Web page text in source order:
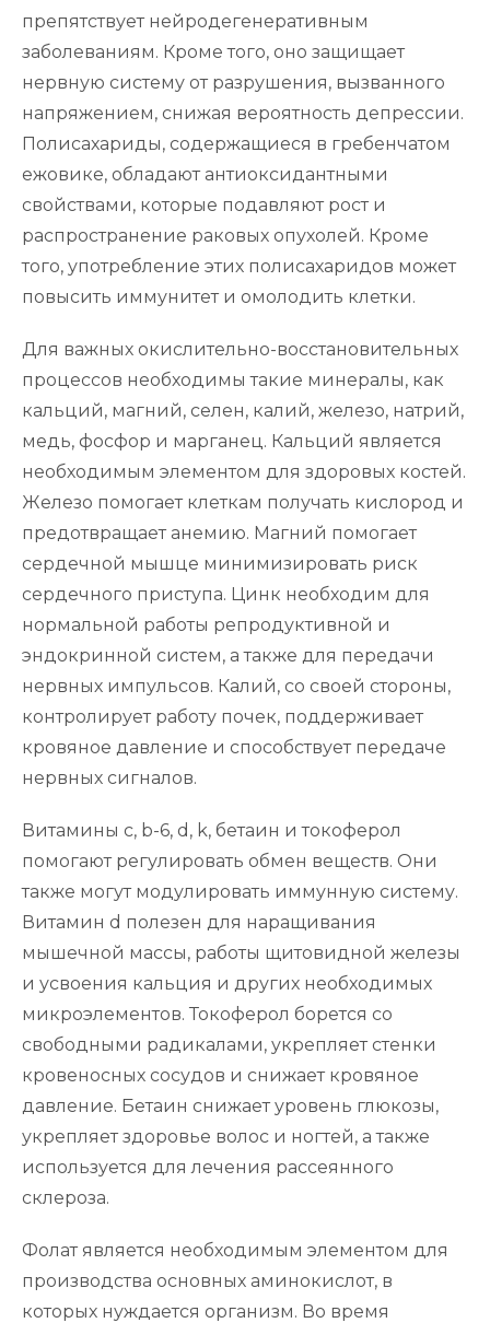
препятствует нейродегенеративным
заболеваниям. Кроме того, оно защищает
нервную систему от разрушения, вызванного
напряжением, снижая вероятность депрессии.
Полисахариды, содержащиеся в гребенчатом
ежовике, обладают антиоксидантными
свойствами, которые подавляют рост и
распространение раковых опухолей. Кроме
того, употребление этих полисахаридов может
повысить иммунитет и омолодить клетки.
Для важных окислительно-восстановительных
процессов необходимы такие минералы, как
кальций, магний, селен, калий, железо, натрий,
медь, фосфор и марганец. Кальций является
необходимым элементом для здоровых костей.
Железо помогает клеткам получать кислород и
предотвращает анемию. Магний помогает
сердечной мышце минимизировать риск
сердечного приступа. Цинк необходим для
нормальной работы репродуктивной и
эндокринной систем, а также для передачи
нервных импульсов. Калий, со своей стороны,
контролирует работу почек, поддерживает
кровяное давление и способствует передаче
нервных сигналов.
Витамины c, b-6, d, k, бетаин и токоферол
помогают регулировать обмен веществ. Они
также могут модулировать иммунную систему.
Витамин d полезен для наращивания
мышечной массы, работы щитовидной железы
и усвоения кальция и других необходимых
микроэлементов. Токоферол борется со
свободными радикалами, укрепляет стенки
кровеносных сосудов и снижает кровяное
давление. Бетаин снижает уровень глюкозы,
укрепляет здоровье волос и ногтей, а также
используется для лечения рассеянного
склероза.
Фолат является необходимым элементом для
производства основных аминокислот, в
которых нуждается организм. Во время